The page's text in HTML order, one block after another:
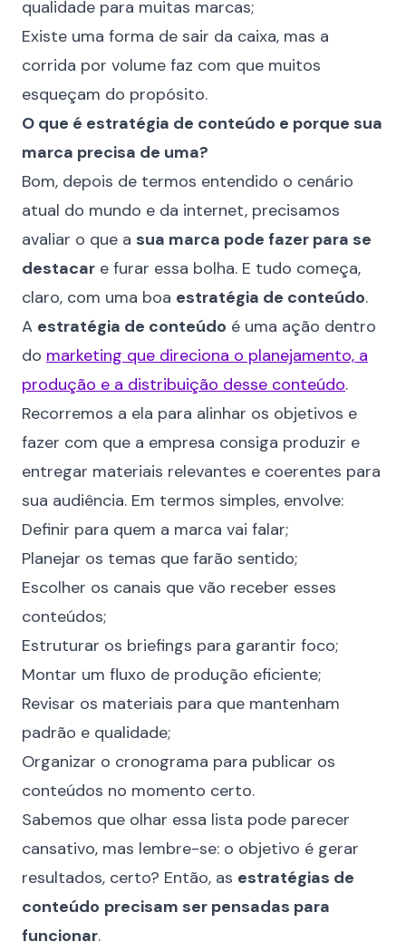
qualidade para muitas marcas;
Existe uma forma de sair da caixa, mas a
corrida por volume faz com que muitos
esqueçam do propósito.
O que é estratégia de conteúdo e porque sua
marca precisa de uma?
Bom, depois de termos entendido o cenário
atual do mundo e da internet, precisamos
avaliar o que a sua marca pode fazer para se
destacar e furar essa bolha. E tudo começa,
claro, com uma boa estratégia de conteúdo.
A estratégia de conteúdo é uma ação dentro
do marketing que direciona o planejamento, a
produção e a distribuição desse conteúdo.
Recorremos a ela para alinhar os objetivos e
fazer com que a empresa consiga produzir e
entregar materiais relevantes e coerentes para
sua audiência. Em termos simples, envolve:
Definir para quem a marca vai falar;
Planejar os temas que farão sentido;
Escolher os canais que vão receber esses
conteúdos;
Estruturar os briefings para garantir foco;
Montar um fluxo de produção eficiente;
Revisar os materiais para que mantenham
padrão e qualidade;
Organizar o cronograma para publicar os
conteúdos no momento certo.
Sabemos que olhar essa lista pode parecer
cansativo, mas lembre-se: o objetivo é gerar
resultados, certo? Então, as estratégias de
conteúdo precisam ser pensadas para
funcionar.